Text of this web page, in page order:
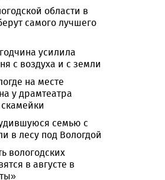
области в
самого лучшего
усилила
с воздуха и с земли
на месте
у драмтеатра
семью с
в лесу под Вологдой
вологодских
в августе в